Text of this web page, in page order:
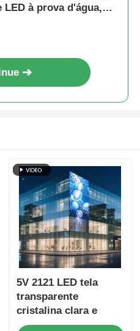
LED à prova d'água,
5V 2121 LED tela
transparente
cristalina clara e
digital para venda a